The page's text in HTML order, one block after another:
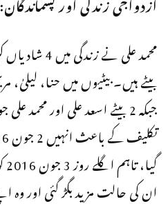
بیٹے ہیں۔ بیٹیوں میں حنا، لیلیٰ،
جبکہ 2 بیٹے اسعد علی اور محمد
گیا، تاہم اگلے روز 3 جون 2016 کو
ان کی حالت مزید بگڑ گئی اور